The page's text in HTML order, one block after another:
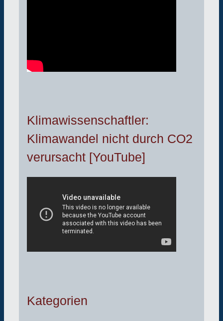
Klimawissenschaftler:
Klimawandel nicht durch CO2
verursacht [YouTube]
Kategorien